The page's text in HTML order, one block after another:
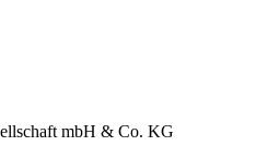
mbH & Co. KG